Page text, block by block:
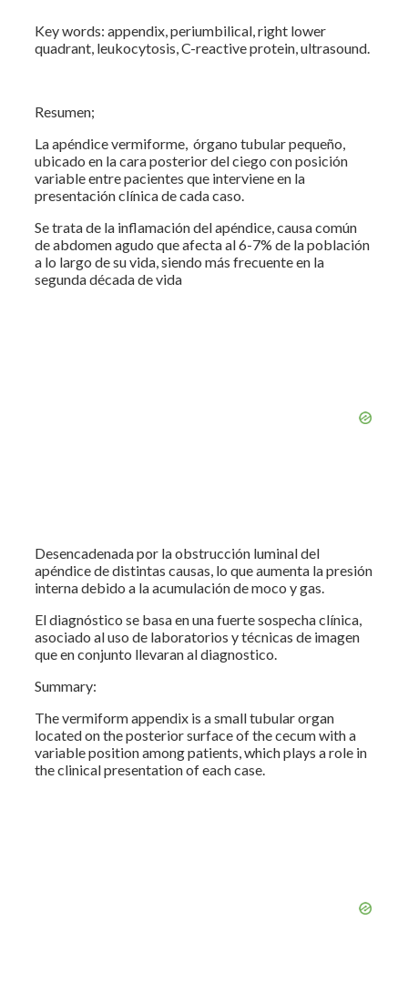
Key words: appendix, periumbilical, right lower
quadrant, leukocytosis, C-reactive protein, ultrasound.
Resumen;
La apéndice vermiforme, órgano tubular pequeño,
ubicado en la cara posterior del ciego con posición
variable entre pacientes que interviene en la
presentación clínica de cada caso.
Se trata de la inflamación del apéndice, causa común
de abdomen agudo que afecta al 6-7% de la población
a lo largo de su vida, siendo más frecuente en la
segunda década de vida
Desencadenada por la obstrucción luminal del
apéndice de distintas causas, lo que aumenta la presión
interna debido a la acumulación de moco y gas.
El diagnóstico se basa en una fuerte sospecha clínica,
asociado al uso de laboratorios y técnicas de imagen
que en conjunto llevaran al diagnostico.
Summary:
The vermiform appendix is a small tubular organ
located on the posterior surface of the cecum with a
variable position among patients, which plays a role in
the clinical presentation of each case.